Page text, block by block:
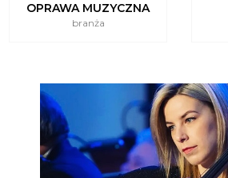
OPRAWA MUZYCZNA
branża